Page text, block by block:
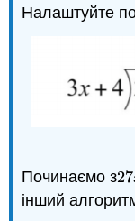
Налаштуйте
Починаємо з27
27
інший